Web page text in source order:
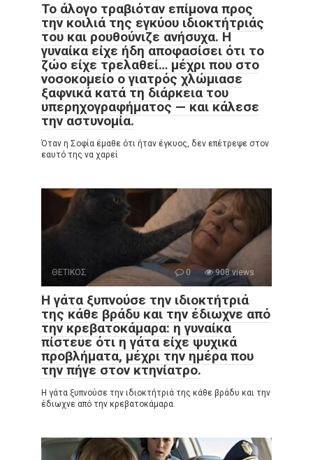
Το άλογο τραβιόταν επίμονα προς
την κοιλιά της εγκύου ιδιοκτήτριάς
του και ρουθούνιζε ανήσυχα. Η
γυναίκα είχε ήδη αποφασίσει ότι το
ζώο είχε τρελαθεί… μέχρι που στο
νοσοκομείο ο γιατρός χλώμιασε
ξαφνικά κατά τη διάρκεια του
υπερηχογραφήματος — και κάλεσε
την αστυνομία.
Όταν η Σοφία έμαθε ότι ήταν έγκυος, δεν επέτρεψε στον
εαυτό της να χαρεί
ΘΕΤΙΚΟΣ 0 908 views
Η γάτα ξυπνούσε την ιδιοκτήτριά
της κάθε βράδυ και την έδιωχνε από
την κρεβατοκάμαρα: η γυναίκα
πίστευε ότι η γάτα είχε ψυχικά
προβλήματα, μέχρι την ημέρα που
την πήγε στον κτηνίατρο.
Η γάτα ξυπνούσε την ιδιοκτήτριά της κάθε βράδυ και την
έδιωχνε από την κρεβατοκάμαρα.